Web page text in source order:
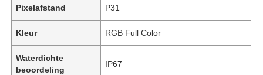
Pixelafstand P31
Kleur RGB Full Color
Waterdichte
beoordeling
IP67